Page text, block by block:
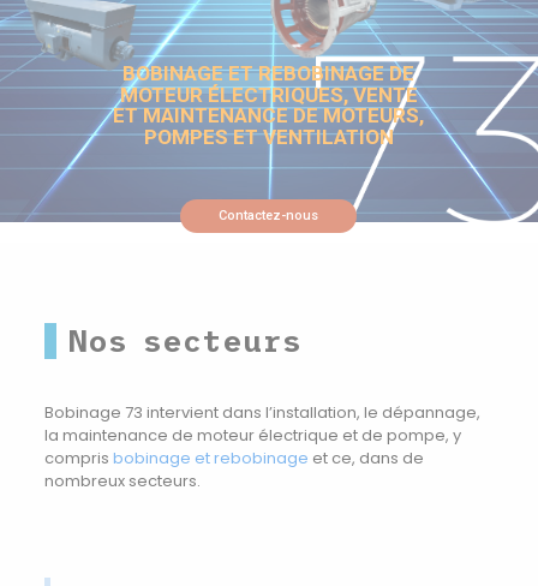
Contactez-nous
MOTEUR ÉLECTRIQUES, VENTE
BOBINAGE ET REBOBINAGE DE
ET MAINTENANCE DE MOTEURS,
POMPES ET VENTILATION
Nos secteurs
Bobinage 73 intervient dans l’installation, le dépannage,
la maintenance de moteur électrique et de pompe, y
compris bobinage et rebobinage et ce, dans de
nombreux secteurs.